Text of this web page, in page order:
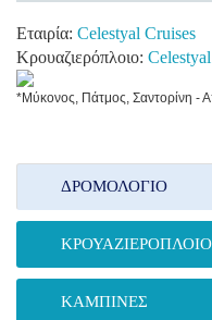
Εταιρία: Celestyal Cruises
Κρουαζιερόπλοιο:
*Μύκονος, Πάτμος, Σαντορίνη -
ΔΡΟΜΟΛΌΓΙΟ
ΚΡΟΥΑΖΙΕΡΌΠΛΟΙΟ
ΚΑΜΠΊΝΕΣ